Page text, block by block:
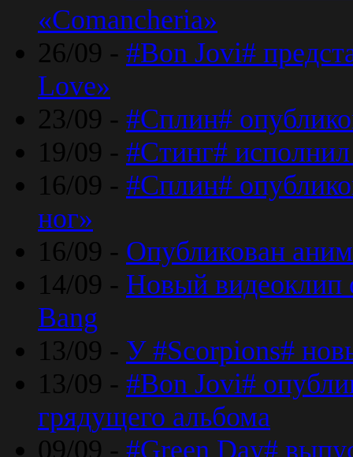
«Comancheria»
26/09 - #Bon Jovi#
Love»
23/09 - #Сплин#
19/09 - #Стинг#
16/09 - #Сплин#
ног»
16/09 - Опубликован
14/09 - Новый видеоклип
Bang
13/09 - У #Scorpions#
13/09 - #Bon Jovi#
грядущего альбома
09/09 - #Green Day#